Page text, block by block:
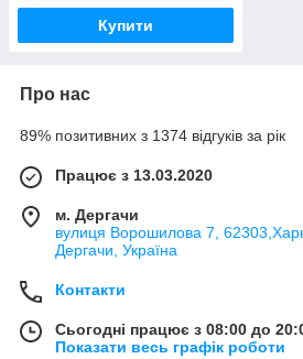
Купити
Про нас
89% позитивних з 1374 відгуків за рік
Працює з 13.03.2020
м. Дергачи
вулиця Ворошилова 7,
Дергачи, Україна
Контакти
Сьогодні працює з 08:00 до
Показати весь графік роботи